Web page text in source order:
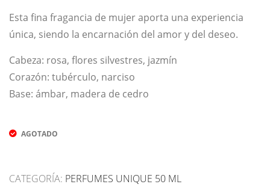
Esta fina fragancia de mujer aporta una experiencia
única, siendo la encarnación del amor y del deseo.
Cabeza: rosa, flores silvestres, jazmín
Corazón: tubérculo, narciso
Base: ámbar, madera de cedro
AGOTADO
CATEGORÍA: PERFUMES UNIQUE 50 ML